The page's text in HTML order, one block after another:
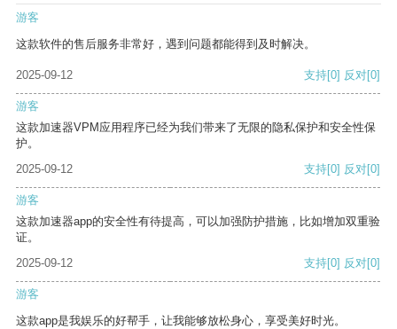
游客
这款软件的售后服务非常好，遇到问题都能得到及时解决。
2025-09-12 支持[0] 反对[0]
游客
这款加速器VPM应用程序已经为我们带来了无限的隐私保护和安全性保
护。
2025-09-12
支持[0] 反对[0]
游客
这款加速器app的安全性有待提高，可以加强防护措施，比如增加双重验
证。
2025-09-12
支持[0] 反对[0]
游客
这款app是我娱乐的好帮手，让我能够放松身心，享受美好时光。